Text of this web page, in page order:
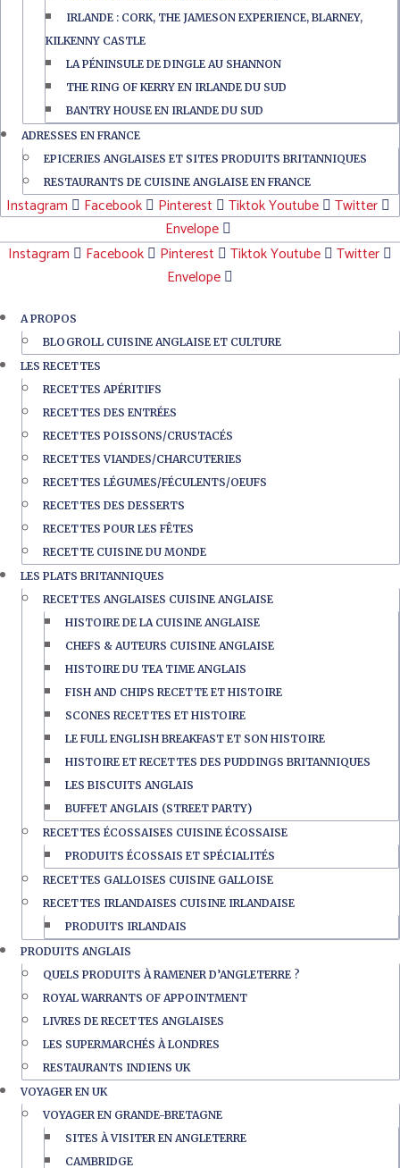
IRLANDE : CORK, THE JAMESON EXPERIENCE, BLARNEY,
KILKENNY CASTLE
LA PÉNINSULE DE DINGLE AU SHANNON
THE RING OF KERRY EN IRLANDE DU SUD
BANTRY HOUSE EN IRLANDE DU SUD
ADRESSES EN FRANCE
EPICERIES ANGLAISES ET SITES PRODUITS BRITANNIQUES
RESTAURANTS DE CUISINE ANGLAISE EN FRANCE
Instagram Facebook Pinterest TiktokYoutube
Twitter
Envelope
Instagram
Facebook Pinterest TiktokYoutube
Twitter
Envelope
A PROPOS
BLOGROLL CUISINE ANGLAISE ET CULTURE
LES RECETTES
RECETTES APÉRITIFS
RECETTES DES ENTRÉES
RECETTES POISSONS/CRUSTACÉS
RECETTES VIANDES/CHARCUTERIES
RECETTES LÉGUMES/FÉCULENTS/OEUFS
RECETTES DES DESSERTS
RECETTES POUR LES FÊTES
RECETTE CUISINE DU MONDE
LES PLATS BRITANNIQUES
RECETTES ANGLAISES CUISINE ANGLAISE
HISTOIRE DE LA CUISINE ANGLAISE
CHEFS & AUTEURS CUISINE ANGLAISE
HISTOIRE DU TEA TIME ANGLAIS
FISH AND CHIPS RECETTE ET HISTOIRE
SCONES RECETTES ET HISTOIRE
LE FULL ENGLISH BREAKFAST ET SON HISTOIRE
HISTOIRE ET RECETTES DES PUDDINGS BRITANNIQUES
LES BISCUITS ANGLAIS
BUFFET ANGLAIS (STREET PARTY)
RECETTES ÉCOSSAISES CUISINE ÉCOSSAISE
PRODUITS ÉCOSSAIS ET SPÉCIALITÉS
RECETTES GALLOISES CUISINE GALLOISE
RECETTES IRLANDAISES CUISINE IRLANDAISE
PRODUITS IRLANDAIS
PRODUITS ANGLAIS
QUELS PRODUITS À RAMENER D’ANGLETERRE ?
ROYAL WARRANTS OF APPOINTMENT
LIVRES DE RECETTES ANGLAISES
LES SUPERMARCHÉS À LONDRES
RESTAURANTS INDIENS UK
VOYAGER EN UK
VOYAGER EN GRANDE-BRETAGNE
SITES À VISITER EN ANGLETERRE
CAMBRIDGE